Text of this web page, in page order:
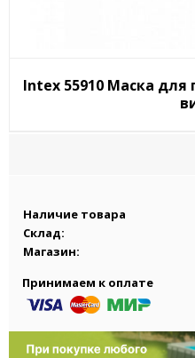
Intex 55910 Маска для
Наличие товара
Склад:
Магазин:
Принимаем к оплате